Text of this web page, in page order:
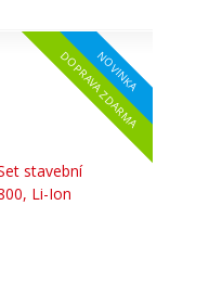
NOVINKA
DOPRAVA ZDARMA